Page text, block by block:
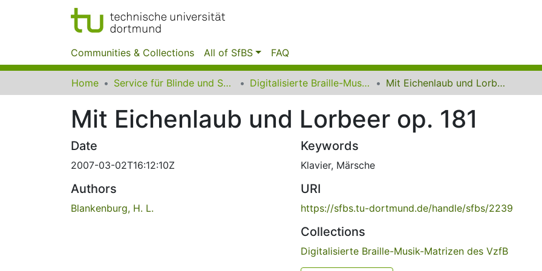
Communities & Collections All of SfBS FAQ
Home Service für Blinde und Sehbehinderte der UB Dortmund Digitalisierte Braille-Musik-Matrizen des VzfB Mit Eichenlaub und Lorbeer op. 181
Mit Eichenlaub und Lorbeer op. 181
Date
2007-03-02T16:12:10Z
Authors
Blankenburg, H. L.
Keywords
Klavier, Märsche
URI
https://sfbs.tu-dortmund.de/handle/sfbs/2239
Collections
Digitalisierte Braille-Musik-Matrizen des VzfB